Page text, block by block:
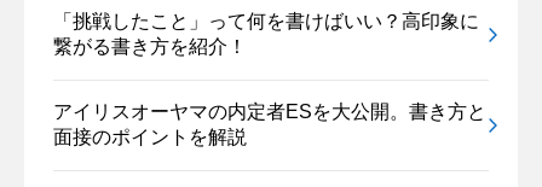
「挑戦したこと」って何を書けばいい？高印象に
繋がる書き方を紹介！
アイリスオーヤマの内定者ESを大公開。書き方と
面接のポイントを解説